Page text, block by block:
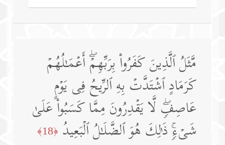
مَّثَلُ ٱلَّذِینَ كَفَرُوا۟ بِرَبِّهِمۡۖ أَعۡمَـٰلُهُمۡ
كَرَمَادٍ ٱشۡتَدَّتۡ بِهِ ٱلرِّیحُ فِی یَوۡمٍ
عَاصِفࣲۖ لَّا یَقۡدِرُونَ مِمَّا كَسَبُوا۟ عَلَىٰ
شَیۡءࣲۚ ذَ ٰ⁠لِكَ هُوَ ٱلضَّلَـٰلُ ٱلۡبَعِیدُ ﴿18﴾